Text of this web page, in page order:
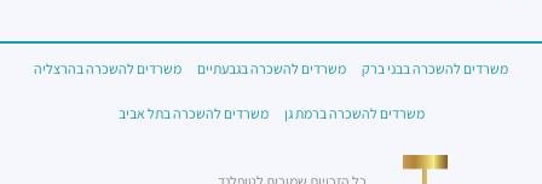
משרדים להשכרה בבני ברק משרדים להשכרה בגבעתיים משרדים להשכרה בהרצליה
משרדים להשכרה ברמת גן משרדים להשכרה בתל אביב